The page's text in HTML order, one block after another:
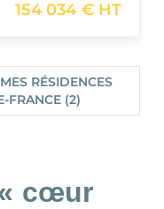
114 634 € HT
RÉSIDENCES
FRANCE (2)
cœur